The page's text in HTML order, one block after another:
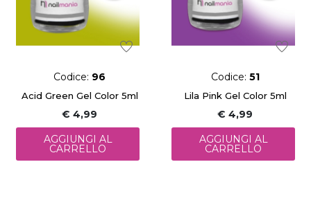
Codice: 96
Acid Green Gel Color 5ml
€ 4,99
AGGIUNGI AL
CARRELLO
Codice: 51
Lila Pink Gel Color 5ml
€ 4,99
AGGIUNGI AL
CARRELLO